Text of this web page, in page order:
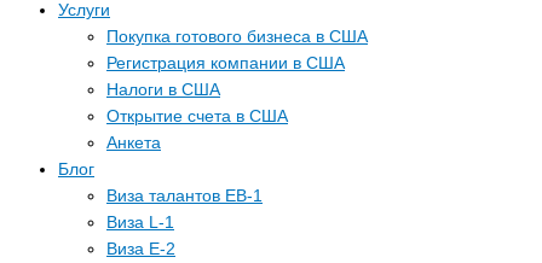
Услуги
Покупка готового бизнеса в США
Регистрация компании в США
Налоги в США
Открытие счета в США
Анкета
Блог
Виза талантов EB-1
Виза L-1
Виза E-2